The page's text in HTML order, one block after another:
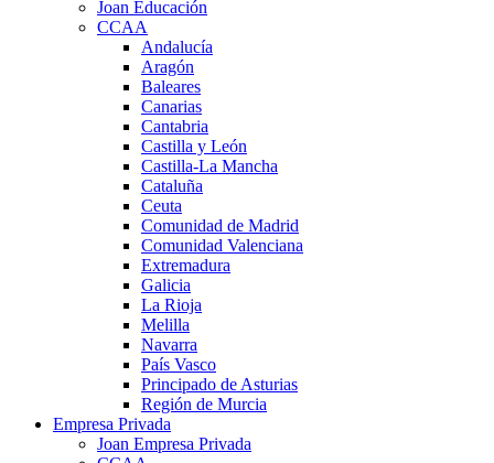
Joan Educación
CCAA
Andalucía
Aragón
Baleares
Canarias
Cantabria
Castilla y León
Castilla-La Mancha
Cataluña
Ceuta
Comunidad de Madrid
Comunidad Valenciana
Extremadura
Galicia
La Rioja
Melilla
Navarra
País Vasco
Principado de Asturias
Región de Murcia
Empresa Privada
Joan Empresa Privada